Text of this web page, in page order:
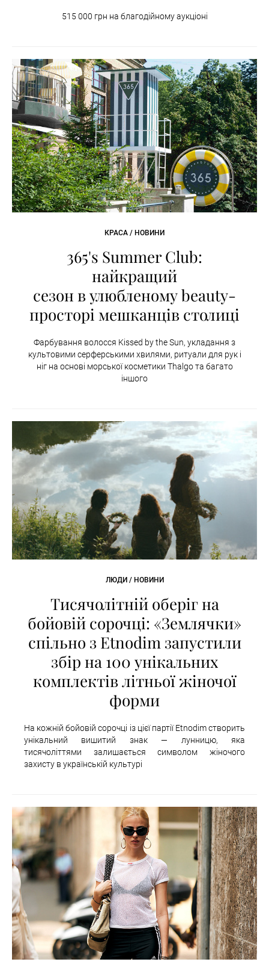
515 000 грн на благодійному аукціоні
КРАСА / НОВИНИ
365's Summer Club:
найкращий
сезон в улюбленому beauty-
просторі мешканців столиці
Фарбування волосся Kissed by the Sun, укладання з
культовими серферськими хвилями, ритуали для рук і
ніг на основі морської косметики Thalgo та багато
іншого
ЛЮДИ / НОВИНИ
Тисячолітній оберіг на
бойовій сорочці: «Землячки»
спільно з Etnodim запустили
збір на 100 унікальних
комплектів літньої жіночої
форми
На кожній бойовій сорочці із цієї партії Etnodim створить
унікальний вишитий знак — лунницю, яка
тисячоліттями залишається символом жіночого
захисту в українській культурі